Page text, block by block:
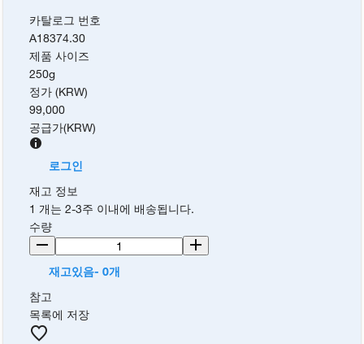
카탈로그 번호
A18374.30
제품 사이즈
250g
정가 (KRW)
99,000
공급가(KRW)
로그인
재고 정보
1 개는 2-3주 이내에 배송됩니다.
수량
재고있음- 0개
참고
목록에 저장